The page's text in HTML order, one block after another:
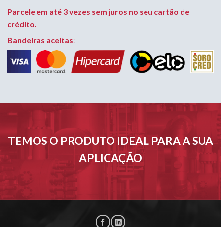
Parcele em até 3 vezes sem juros no seu cartão de
crédito.
Bandeiras aceitas:
TEMOS O PRODUTO IDEAL PARA A SUA
APLICAÇÃO